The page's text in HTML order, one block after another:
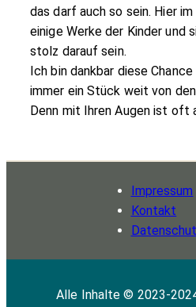
das darf auch so sein. Hier
einige Werke der Kinder und
stolz darauf sein.
Ich bin dankbar diese
immer ein Stück weit von
Denn mit Ihren Augen ist oft
Impressum
Kontakt
Alle Inhalte © 2023-